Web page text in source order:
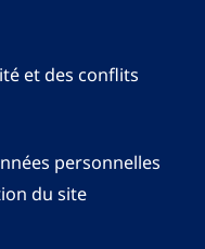
et des conflits
personnelles
du site